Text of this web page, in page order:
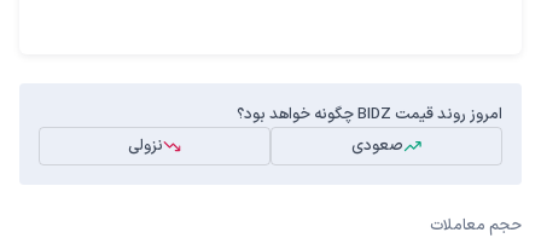
امروز روند قیمت BIDZ چگونه خواهد بود؟
صعودی
نزولی
حجم معاملات